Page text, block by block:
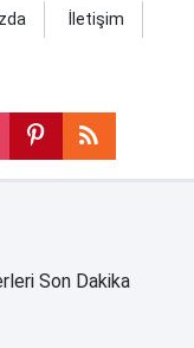
İletişim
Son Dakika